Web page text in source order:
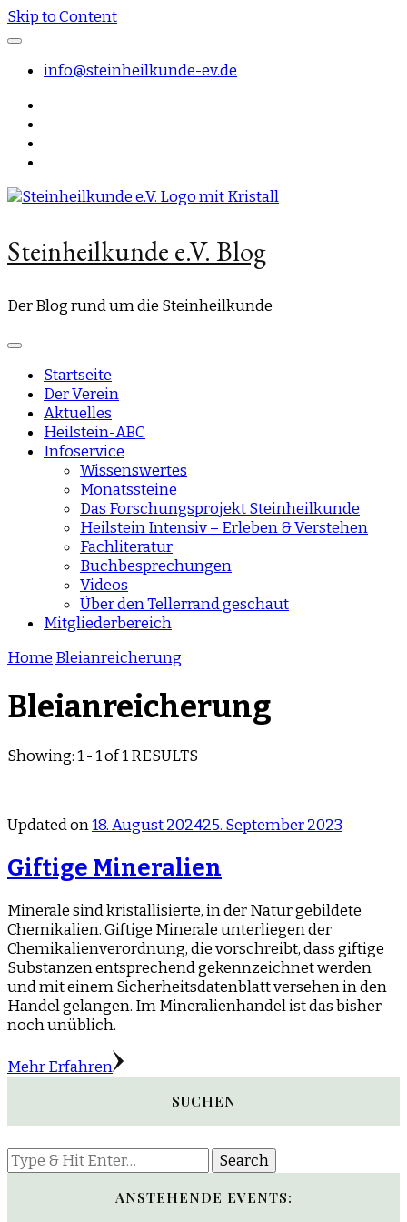
Skip to Content
info@steinheilkunde-ev.de
Steinheilkunde e.V. Blog
Der Blog rund um die Steinheilkunde
Startseite
Der Verein
Aktuelles
Heilstein-ABC
Infoservice
Wissenswertes
Monatssteine
Das Forschungsprojekt Steinheilkunde
Heilstein Intensiv – Erleben & Verstehen
Fachliteratur
Buchbesprechungen
Videos
Über den Tellerrand geschaut
Mitgliederbereich
Home Bleianreicherung
Bleianreicherung
Showing: 1 - 1 of 1 RESULTS
Updated on18. August 202425. September 2023
Giftige Mineralien
Minerale sind kristallisierte, in der Natur gebildete
Chemikalien. Giftige Minerale unterliegen der
Chemikalienverordnung, die vorschreibt, dass giftige
Substanzen entsprechend gekennzeichnet werden
und mit einem Sicherheitsdatenblatt versehen in den
Handel gelangen. Im Mineralienhandel ist das bisher
noch unüblich.
Mehr Erfahren
SUCHEN
Looking
for
ANSTEHENDE EVENTS: